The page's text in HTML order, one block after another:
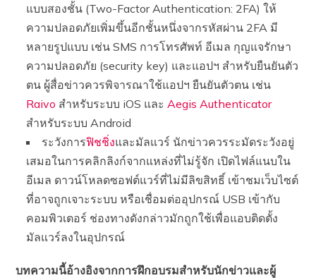
แบบสองชั้น (Two-Factor Authentication: 2FA) ให้
ความปลอดภัยเพิ่มขึ้นอีกชั้นหนึ่งจากรหัสผ่าน 2FA มี
หลายรูปแบบ เช่น SMS การโทรศัพท์ อีเมล กุญแจรักษา
ความปลอดภัย (security key) และแอปฯ สำหรับยืนยันตัว
ตน ผู้สื่อข่าวควรพิจารณาใช้แอปฯ ยืนยันตัวตน เช่น
Raivo สำหรับระบบ iOS และ Aegis Authenticator
สำหรับระบบ Android
ระวังการฟิชชิ่งและมัลแวร์ นักข่าวควรระมัดระวังอยู่
เสมอในการคลิกลิงก์จากแหล่งที่ไม่รู้จัก เปิดไฟล์แนบใน
อีเมล ดาวน์โหลดซอฟต์แวร์ที่ไม่มีลิขสิทธิ์ เข้าชมเว็บไซต์
ที่อาจถูกเจาะระบบ หรือเชื่อมต่ออุปกรณ์ USB เข้ากับ
คอมพิวเตอร์ ช่องทางดังกล่าวมักถูกใช้เพื่อแอบติดตั้ง
มัลแวร์ลงในอุปกรณ์
บทความนี้อ้างอิงจากการฝึกอบรมสำหรับนักข่าวและผู้